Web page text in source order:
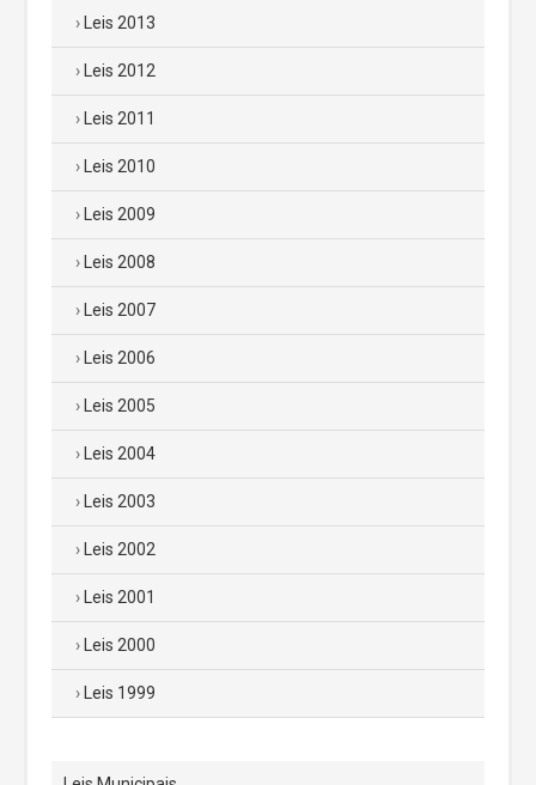
Leis 2013
Leis 2012
Leis 2011
Leis 2010
Leis 2009
Leis 2008
Leis 2007
Leis 2006
Leis 2005
Leis 2004
Leis 2003
Leis 2002
Leis 2001
Leis 2000
Leis 1999